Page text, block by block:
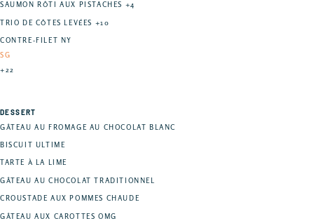
SAUMON RÔTI AUX PISTACHES +4
TRIO DE CÔTES LEVÉES +10
CONTRE-FILET NY
SG
+22
DESSERT
GÂTEAU AU FROMAGE AU CHOCOLAT BLANC
BISCUIT ULTIME
TARTE À LA LIME
GÂTEAU AU CHOCOLAT TRADITIONNEL
CROUSTADE AUX POMMES CHAUDE
GÂTEAU AUX CAROTTES OMG